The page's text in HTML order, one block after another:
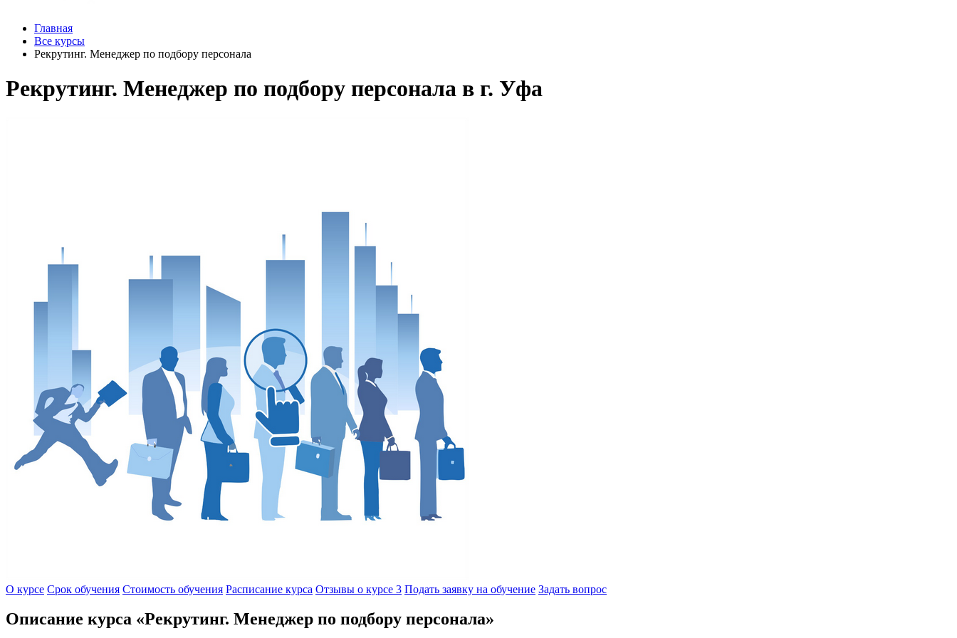
Главная
Все курсы
Рекрутинг. Менеджер по подбору персонала
Рекрутинг. Менеджер по подбору персонала в г. Уфа
О курсе Срок обучения Стоимость обучения Расписание курса Отзывы о курсе 3 Подать заявку на обучение Задать вопрос
Описание курса «Рекрутинг. Менеджер по подбору персонала»